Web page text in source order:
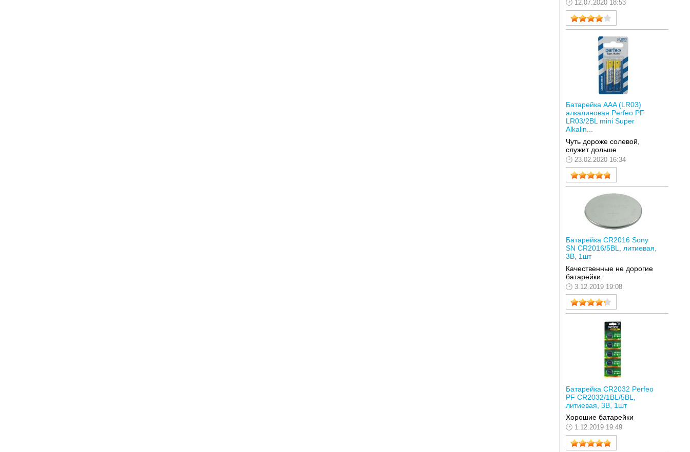
12.07.2020 18:53
Батарейка AAA (LR03)
алкалиновая Perfeo PF
LR03/2BL mini Super
Alkalin...
Чуть дороже солевой,
служит дольше
23.02.2020 16:34
Батарейка CR2016 Sony
SN CR2016/5BL, литиевая,
3В, 1шт
Качественные не дорогие
батарейки.
3.12.2019 19:08
Батарейка CR2032 Perfeo
PF CR2032/1BL/5BL,
литиевая, 3В, 1шт
Хорошие батарейки
1.12.2019 19:49